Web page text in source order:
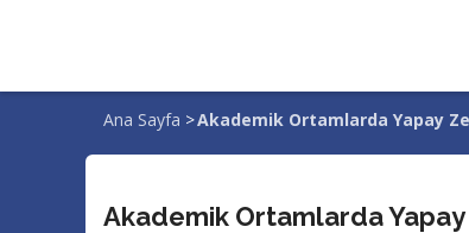
Sayfa
Ana Sayfa >Akademik Ortamlarda Yapay
Akademik Ortamlarda Yapay